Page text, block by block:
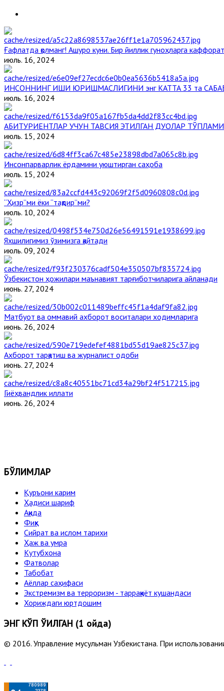
Ғафлатда қолманг! Ашуро куни. Бир йиллик гуноҳларга
июль. 16, 2024
ИНСОННИНГ ИШИ ЮРИШМАСЛИГИНИ энг КАТТА 33 та
июль. 16, 2024
АБИТУРИЕНТЛАР УЧУН ТАВСИЯ ЭТИЛГАН ДУОЛАР ТЎПЛАМИ
июль. 15, 2024
Инсонпарварлик ёрдамини уюштирган саҳоба
июль. 15, 2024
“Ҳизр”ми ёки “тақдир”ми?
июль. 10, 2024
Яхшилигимиз ўзимизга қайтади
июль. 09, 2024
Ўзбекистон ҳожилари маънавият тарғиботчиларига айланади
июнь. 27, 2024
Матбуот ва оммавий ахборот воситалари ходимларига
июнь. 26, 2024
Ахборот тарқатиш ва журналист одоби
июнь. 27, 2024
Гиёҳвандлик иллати
июнь. 26, 2024
БЎЛИМЛАР
Қуръони карим
Ҳадиси шариф
Ақида
Фиқҳ
Сийрат ва ислом тарихи
Ҳаж ва умра
Кутубхона
Фатволар
Табобат
Аёллар саҳифаси
Экстремизм ва терроризм - тарраққиёт кушандаси
Хориждаги юртдошим
ЭНГ КЎП ЎҚИЛГАН (1 ойда)
© 2016. Управление мусульман Узбекистана. При